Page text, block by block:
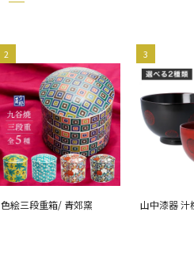
2
色絵三段重箱/ 青郊窯
3
山中漆器 汁